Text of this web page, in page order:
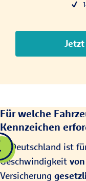
Für welche
Kennzeichen
In Deutschland ist
Geschwindigkeit
Versicherung